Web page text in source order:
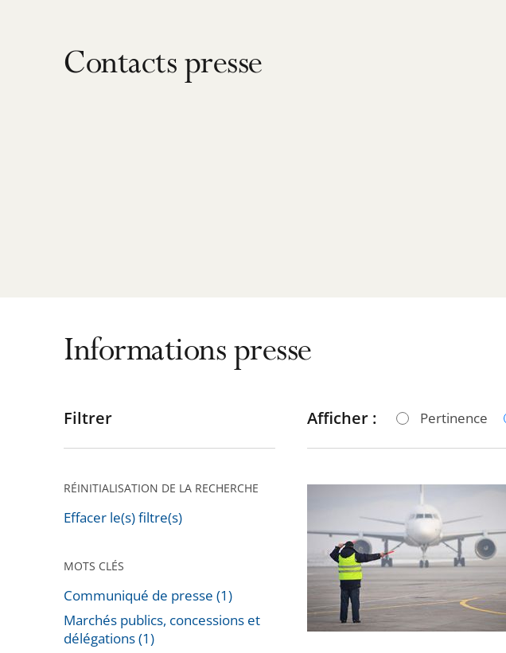
Contacts presse
Informations presse
Passer
pour
après
Filtrer
RÉINITIALISATION DE LA RECHERCHE
Effacer le(s) filtre(s)
MOTS CLÉS
Communiqué de presse (1)
Marchés publics, concessions et
délégations (1)
Afficher : Pertinence
l'aéroport
de
Toulouse-
Blagnac